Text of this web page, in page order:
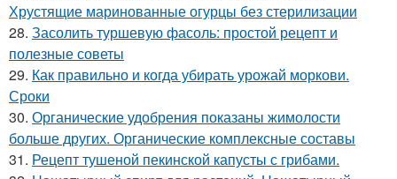
Хрустящие маринованные огурцы без стерилизации
28. Засолить туршевую фасоль: простой рецепт и
полезные советы
29. Как правильно и когда убирать урожай моркови.
Сроки
30. Органические удобрения показаны жимолости
больше других. Органические комплексные составы
31. Рецепт тушеной пекинской капусты с грибами.